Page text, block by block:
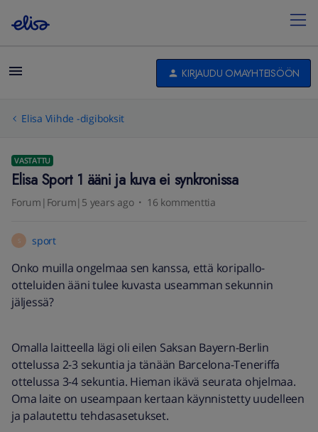
KIRJAUDU OMAYHTEISÖÖN
Elisa Viihde -digiboksit
VASTATTU
Elisa Sport 1 ääni ja kuva ei synkronissa
Forum|Forum|5 years ago 16 kommenttia
S sport
Onko muilla ongelmaa sen kanssa, että koripallo-
otteluiden ääni tulee kuvasta useamman sekunnin
jäljessä?
Omalla laitteella lägi oli eilen Saksan Bayern-Berlin
ottelussa 2-3 sekuntia ja tänään Barcelona-Teneriffa
ottelussa 3-4 sekuntia. Hieman ikävä seurata ohjelmaa.
Oma laite on useampaan kertaan käynnistetty uudelleen
ja palautettu tehdasasetukset.